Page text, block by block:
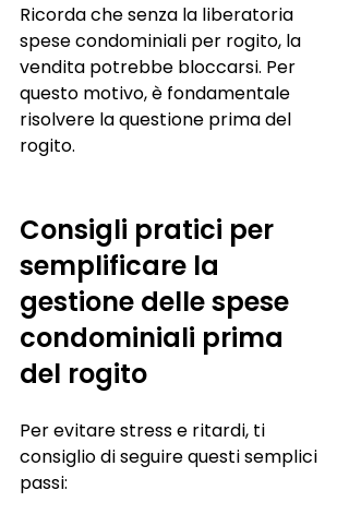
Ricorda che senza la liberatoria
spese condominiali per rogito, la
vendita potrebbe bloccarsi. Per
questo motivo, è fondamentale
risolvere la questione prima del
rogito.
Consigli pratici per
semplificare la
gestione delle spese
condominiali prima
del rogito
Per evitare stress e ritardi, ti
consiglio di seguire questi semplici
passi: